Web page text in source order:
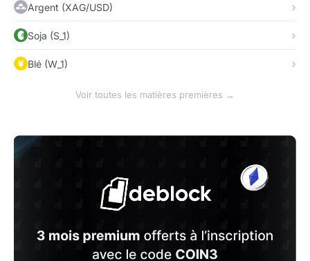
Argent (XAG/USD)
Soja (S_1)
Blé (W_1)
Voir toutes les matières premières →